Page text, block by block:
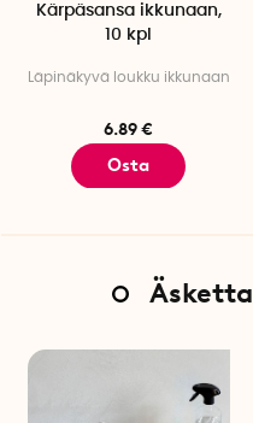
Kärpäsansa ikkunaan,
10 kpl
Läpinäkyvä loukku ikkunaan
6.89 €
Osta